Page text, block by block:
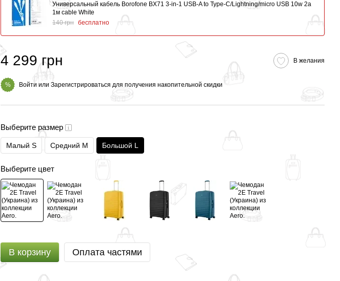
Универсальный кабель Borofone BX71 3-in-1 USB-A to Type-C/Lightning/micro USB 10w 2a
1м сable White
140 грн бесплатно
4 299 грн В желания
% Войти или Зарегистрироваться для получения накопительной скидки
Выберите размер
Малый S Средний M Большой L
Выберите цвет
В корзину Оплата частями